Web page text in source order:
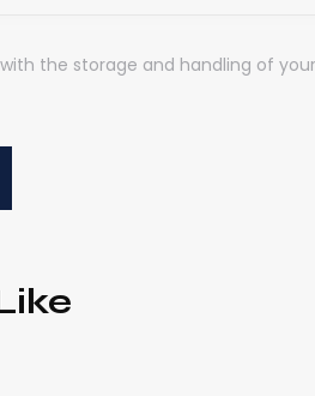
the storage and handling of